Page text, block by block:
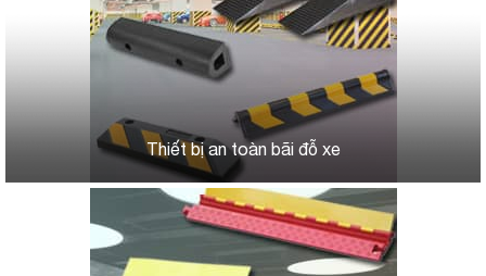
Thiết bị an toàn bãi đỗ xe